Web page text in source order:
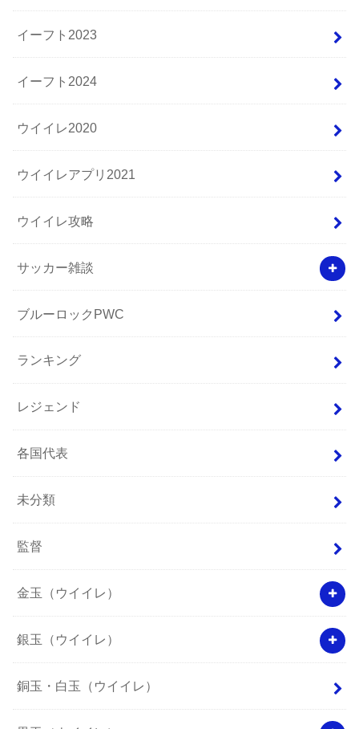
イーフト2023
イーフト2024
ウイイレ2020
ウイイレアプリ2021
ウイイレ攻略
サッカー雑談
ブルーロックPWC
ランキング
レジェンド
各国代表
未分類
監督
金玉（ウイイレ）
銀玉（ウイイレ）
銅玉・白玉（ウイイレ）